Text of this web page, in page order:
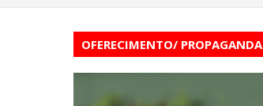
OFERECIMENTO/ PROPAGANDA